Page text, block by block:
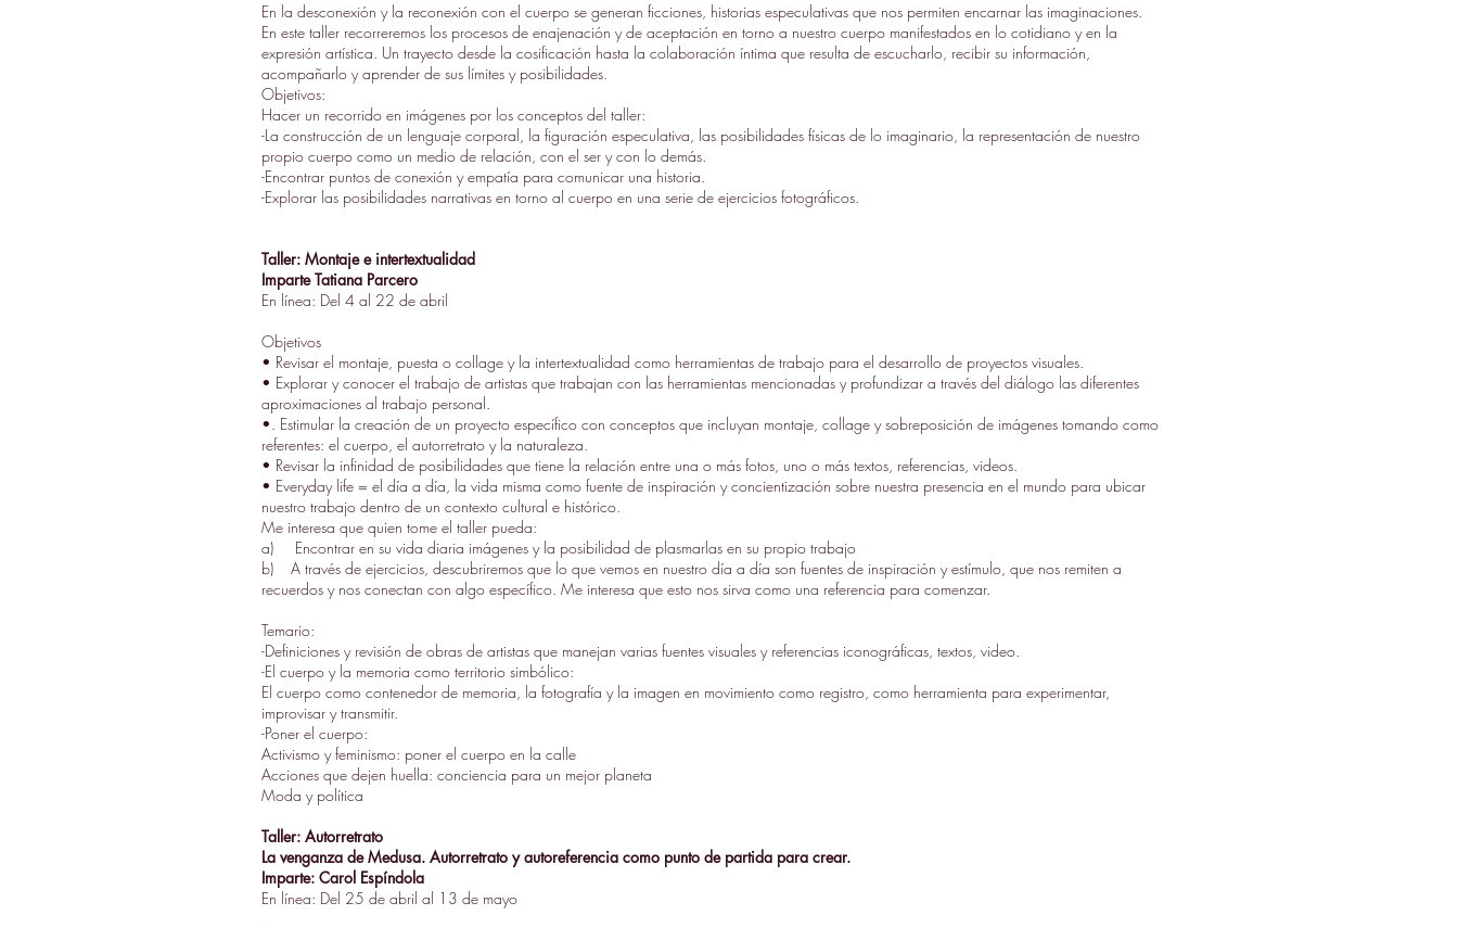
En la desconexión y la reconexión con el cuerpo se generan ficciones, historias especulativas que nos permiten encarnar las imaginaciones.
En este taller recorreremos los procesos de enajenación y de aceptación en torno a nuestro cuerpo manifestados en lo cotidiano y en la
expresión artística. Un trayecto desde la cosificación hasta la colaboración íntima que resulta de escucharlo, recibir su información,
acompañarlo y aprender de sus límites y posibilidades.
Objetivos:
Hacer un recorrido en imágenes por los conceptos del taller:
-La construcción de un lenguaje corporal, la figuración especulativa, las posibilidades físicas de lo imaginario, la representación de nuestro
propio cuerpo como un medio de relación, con el ser y con lo demás.
-Encontrar puntos de conexión y empatía para comunicar una historia.
-Explorar las posibilidades narrativas en torno al cuerpo en una serie de ejercicios fotográficos.
Taller: Montaje e intertextualidad
Imparte Tatiana Parcero
En línea: Del 4 al 22 de abril
Objetivos
• Revisar el montaje, puesta o collage y la intertextualidad como herramientas de trabajo para el desarrollo de proyectos visuales.
• Explorar y conocer el trabajo de artistas que trabajan con las herramientas mencionadas y profundizar a través del diálogo las diferentes
aproximaciones al trabajo personal.
•. Estimular la creación de un proyecto específico con conceptos que incluyan montaje, collage y sobreposición de imágenes tomando como
referentes: el cuerpo, el autorretrato y la naturaleza.
• Revisar la infinidad de posibilidades que tiene la relación entre una o más fotos, uno o más textos, referencias, videos.
• Everyday life = el día a día, la vida misma como fuente de inspiración y concientización sobre nuestra presencia en el mundo para ubicar
nuestro trabajo dentro de un contexto cultural e histórico.
Me interesa que quien tome el taller pueda:
a) Encontrar en su vida diaria imágenes y la posibilidad de plasmarlas en su propio trabajo
b) A través de ejercicios, descubriremos que lo que vemos en nuestro día a día son fuentes de inspiración y estímulo, que nos remiten a
recuerdos y nos conectan con algo específico. Me interesa que esto nos sirva como una referencia para comenzar.
Temario:
-Definiciones y revisión de obras de artistas que manejan varias fuentes visuales y referencias iconográficas, textos, video.
-El cuerpo y la memoria como territorio simbólico:
El cuerpo como contenedor de memoria, la fotografía y la imagen en movimiento como registro, como herramienta para experimentar,
improvisar y transmitir.
-Poner el cuerpo:
Activismo y feminismo: poner el cuerpo en la calle
Acciones que dejen huella: conciencia para un mejor planeta
Moda y política
Taller: Autorretrato
La venganza de Medusa. Autorretrato y autoreferencia como punto de partida para crear.
Imparte: Carol Espíndola
En línea: Del 25 de abril al 13 de mayo